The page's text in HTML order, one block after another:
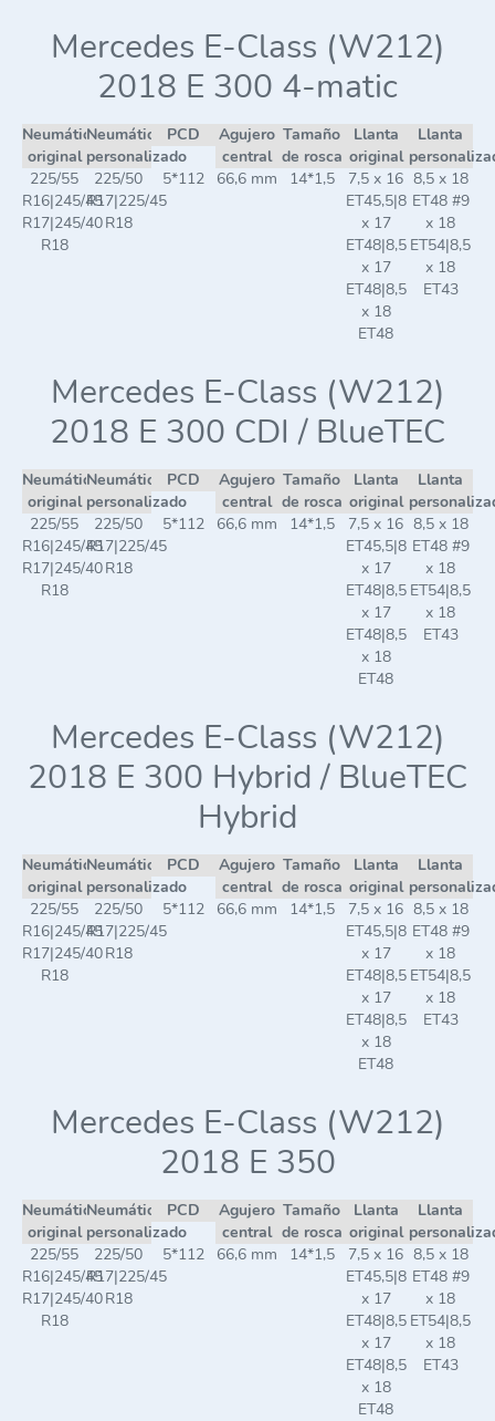
Mercedes E-Class (W212)
2018 E 300 4-matic
Neumático
original
Neumático
personalizado
PCD
Agujero
central
Tamaño
de rosca
Llanta
original
Llanta
225/55
R16|245/45
R17|245/40
R18
225/50
R17|225/45
R18
5*112 66,6 mm 14*1,5
7,5 x 16
ET45,5|8
x 17
ET48|8,5
x 17
ET48|8,5
x 18
ET48
8,5 x 18
ET48 #9
x 18
ET54|8,5
x 18
ET43
Mercedes E-Class (W212)
2018 E 300 CDI / BlueTEC
Neumático
original
Neumático
personalizado
PCD
Agujero
central
Tamaño
de rosca
Llanta
original
Llanta
225/55
R16|245/45
R17|245/40
R18
225/50
R17|225/45
R18
5*112 66,6 mm 14*1,5
7,5 x 16
ET45,5|8
x 17
ET48|8,5
x 17
ET48|8,5
x 18
ET48
8,5 x 18
ET48 #9
x 18
ET54|8,5
x 18
ET43
Mercedes E-Class (W212)
2018 E 300 Hybrid / BlueTEC
Hybrid
Neumático
original
Neumático
personalizado
PCD
Agujero
central
Tamaño
de rosca
Llanta
original
Llanta
225/55
R16|245/45
R17|245/40
R18
225/50
R17|225/45
R18
5*112 66,6 mm 14*1,5
7,5 x 16
ET45,5|8
x 17
ET48|8,5
x 17
ET48|8,5
x 18
ET48
8,5 x 18
ET48 #9
x 18
ET54|8,5
x 18
ET43
Mercedes E-Class (W212)
2018 E 350
Neumático
original
Neumático
personalizado
PCD
Agujero
central
Tamaño
de rosca
Llanta
original
Llanta
225/55
R16|245/45
R17|245/40
R18
225/50
R17|225/45
R18
5*112 66,6 mm 14*1,5
7,5 x 16
ET45,5|8
x 17
ET48|8,5
x 17
ET48|8,5
x 18
ET48
8,5 x 18
ET48 #9
x 18
ET54|8,5
x 18
ET43